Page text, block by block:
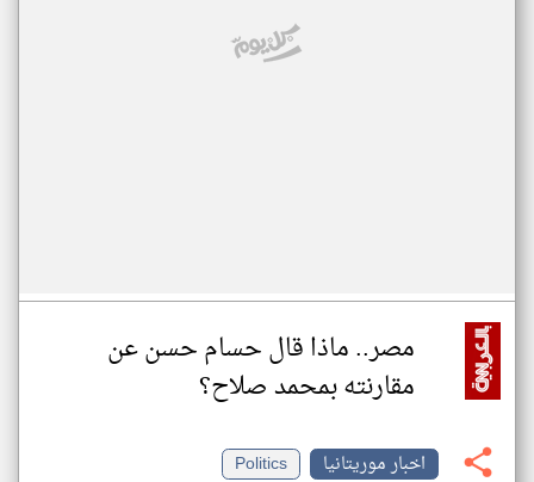
مصر.. ماذا قال حسام حسن عن
مقارنته بمحمد صلاح؟
اخبار موريتانيا
Politics